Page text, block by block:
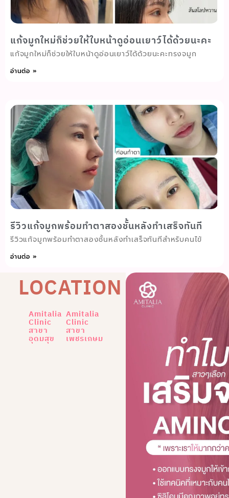
แก้จมูกใหม่ก็ช่วยให้ใบหน้าดูอ่อนเยาว์ได้ด้วยนะคะ
แก้จมูกใหม่ก็ช่วยให้ใบหน้าดูอ่อนเยาว์ได้ด้วยนะคะทรงจมูก
อ่านต่อ »
รีวิวแก้จมูกพร้อมทำตาสองชั้นหลังทำเสร็จทันที
รีวิวแก้จมูกพร้อมทำตาสองชั้นหลังทำเสร็จทันทีสำหรับคนไข้
อ่านต่อ »
LOCATION
Amitalia
Clinic
สาขา
อุดมสุข
Amitalia
Clinic
สาขา
เพชรเกษม